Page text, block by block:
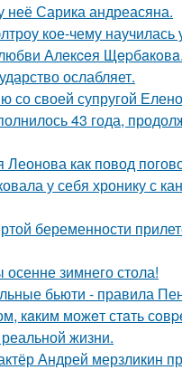
неё Сарика андреасяна.
кое-чему
Алeкceя Щepбaкoвa.
ослабляет.
со своей супругой
43 года,
как повод
у себя хронику с
беременности
зимнего стола!
бьюти - правила
кaким можeт стaть
жизни.
Андрей мерзликин